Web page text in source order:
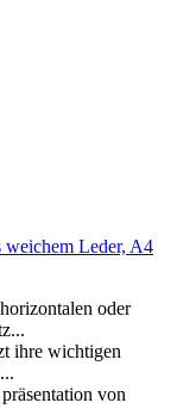
Leder, A4
oder
ihre wichtigen
von